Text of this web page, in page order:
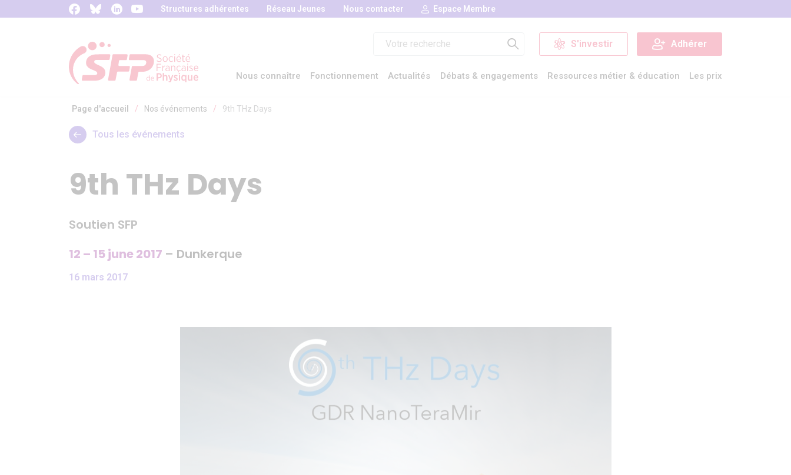
Panneau de gestion des cookies Structures adhérentes Réseau Jeunes Nous contacter Espace Membre
S'investir Adhérer
Nous connaître Fonctionnement Actualités Débats & engagements Ressources métier & éducation Les prix
Page d'accueil / Nos événements / 9th THz Days
Tous les événements
9th THz Days
Soutien SFP
12 – 15 june 2017 – Dunkerque
16 mars 2017